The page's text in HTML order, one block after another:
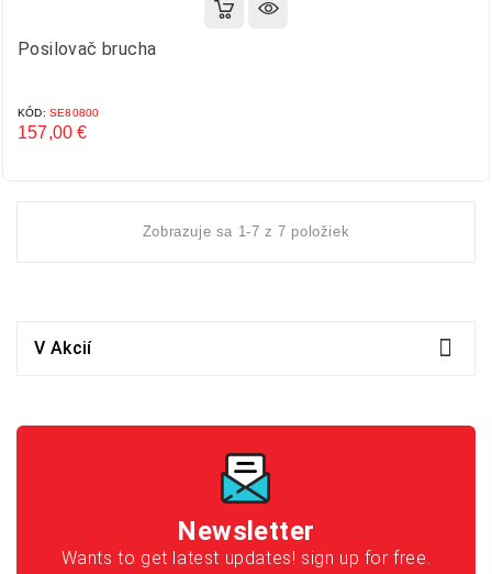
Posilovač brucha
KÓD: SE80800
157,00 €
Zobrazuje sa 1-7 z 7 položiek
V Akcií 
Newsletter
Wants to get latest updates! sign up for free.